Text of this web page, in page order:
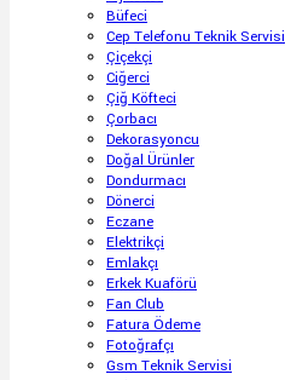
Büfeci
Cep Telefonu Teknik Servisi
Çiçekçi
Ciğerci
Çiğ Köfteci
Çorbacı
Dekorasyoncu
Doğal Ürünler
Dondurmacı
Dönerci
Eczane
Elektrikçi
Emlakçı
Erkek Kuaförü
Fan Club
Fatura Ödeme
Fotoğrafçı
Gsm Teknik Servisi